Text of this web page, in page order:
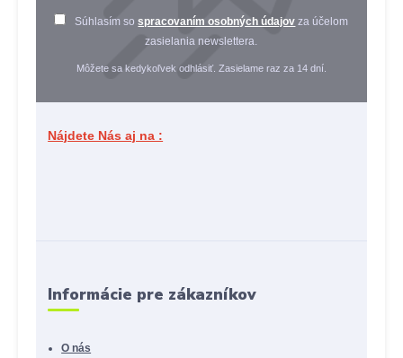
Súhlasím sospracovaním osobných údajov za účelom
zasielania newslettera.
Môžete sa kedykoľvek odhlásiť. Zasielame raz za 14 dní.
Nájdete Nás aj na :
Informácie pre zákazníkov
O nás